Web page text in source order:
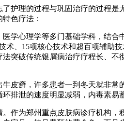
护理的过程与巩固治疗的过程
色疗法：
学心理学等多门基础学科，结
、15项核心技术和超百项辅助
突破传统银屑病治疗疗程长、
皮癣，许多患者一到冬天就非
排泄的速度明显减弱，内毒素易
作为郑州重点皮肤病诊疗机构